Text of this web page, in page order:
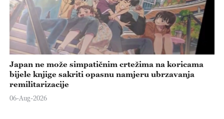
Japan ne može simpatičnim crtežima na koricama
bijele knjige sakriti opasnu namjeru ubrzavanja
remilitarizacije
06-Aug-2026